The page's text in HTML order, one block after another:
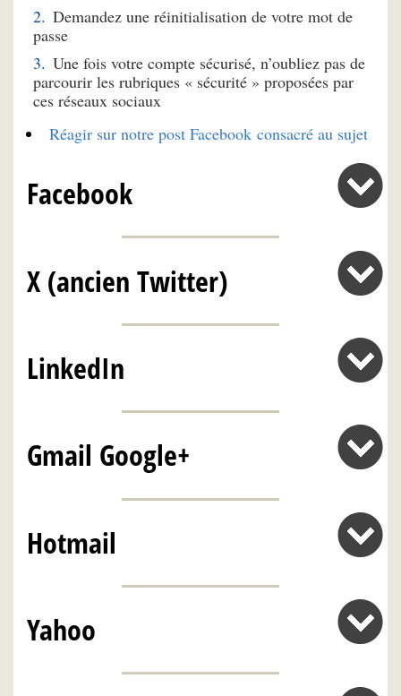
Demandez une réinitialisation de votre mot de
passe
Une fois votre compte sécurisé, n’oubliez pas de
parcourir les rubriques « sécurité » proposées par
ces réseaux sociaux
Réagir sur notre post Facebook consacré au sujet
Facebook
X (ancien Twitter)
LinkedIn
Gmail Google+
Hotmail
Yahoo